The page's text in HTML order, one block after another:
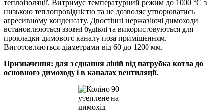
теплоізоляції. Витримує температурний режим до 1000 °С з
низькою теплопровідністю та не дозволяє утворюватись
агресивному конденсату. Двостінні нержавіючі димоходи
встановлюються ззовні будівлі та використовуються для
прокладки димового каналу поза приміщенням.
Виготовляються діаметрами від 60 до 1200 мм.
Призначення: для з'єднання ліній від патрубка котла до
основного димоходу і в каналах вентиляції.